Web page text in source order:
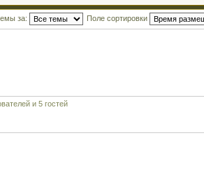
за: Поле сортировки
и 5 гостей